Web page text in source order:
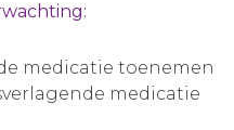
medicatie toenemen
medicatie